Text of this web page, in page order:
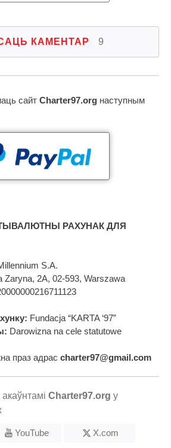
КАМЕНТАР 9
сайт Charter97.org наступным
РАХУНАК ДЛЯ
S.A.
Zaryna, 2A, 02-593, Warszawa
Fundacja “KARTA ‘97”
Darowizna na cele statutowe
праз адрас charter97@gmail.com
Charter97.org у
YouTube X.com